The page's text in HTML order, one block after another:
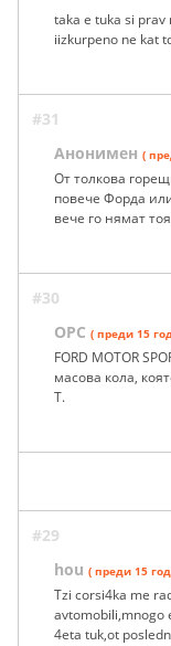
taka e tuka si prav
iizkurpeno ne kat
#31
Анонимен (
От толкова
повече Форда
вече го нямат
#30
OPC ( преди 15
FORD MOTOR
масова кола,
Т.
#29
hou ( преди 15
Tzi corsi4ka me
avtomobili,mnogo
4eta tuk,ot